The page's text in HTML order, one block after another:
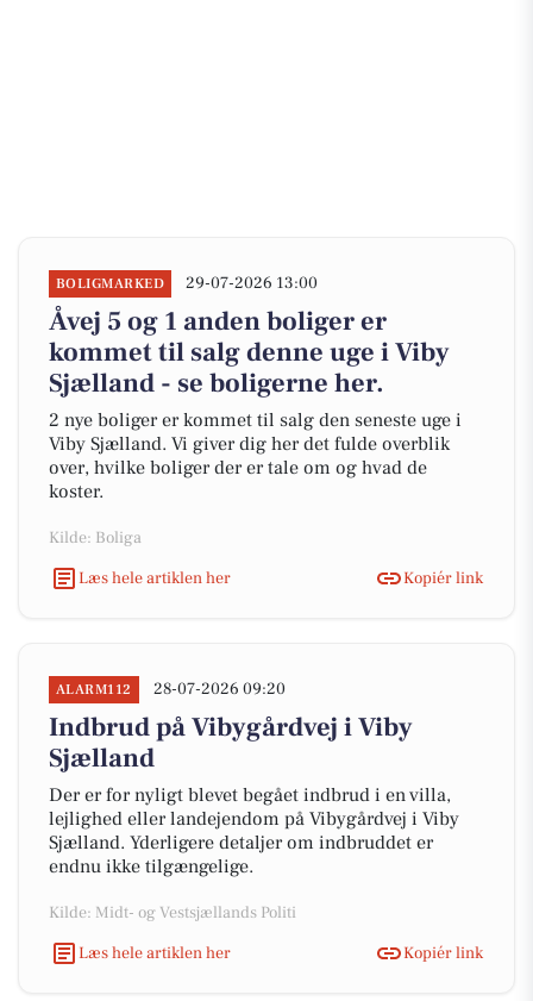
BOLIGMARKED 29-07-2026 13:00
Åvej 5 og 1 anden boliger er
kommet til salg denne uge i Viby
Sjælland - se boligerne her.
2 nye boliger er kommet til salg den seneste uge i
Viby Sjælland. Vi giver dig her det fulde overblik
over, hvilke boliger der er tale om og hvad de
koster.
Kilde: Boliga
Læs hele artiklen her
Kopiér link
ALARM112 28-07-2026 09:20
Indbrud på Vibygårdvej i Viby
Sjælland
Der er for nyligt blevet begået indbrud i en villa,
lejlighed eller landejendom på Vibygårdvej i Viby
Sjælland. Yderligere detaljer om indbruddet er
endnu ikke tilgængelige.
Kilde: Midt- og Vestsjællands Politi
Læs hele artiklen her
Kopiér link